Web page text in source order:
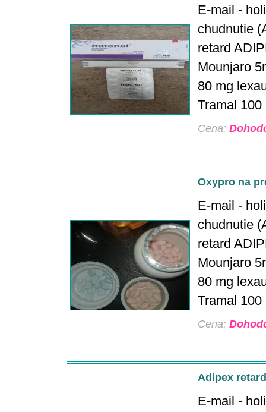
E-mail -
chudnutie
retard
Mounjaro
80 mg
Tramal
Cena:
Oxypro na
E-mail -
chudnutie
retard
Mounjaro
80 mg
Tramal
Cena:
Adipex
E-mail -